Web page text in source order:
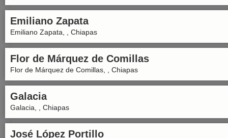
Emiliano Zapata
Emiliano Zapata, , Chiapas
Flor de Márquez de Comillas
Flor de Márquez de Comillas, , Chiapas
Galacia
Galacia, , Chiapas
José López Portillo